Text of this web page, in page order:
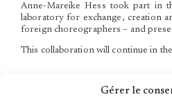
Gérer le
Anne-Mareike Hess took part in
laboratory for exchange, creation
foreign choreographers – and
This collaboration will continue in